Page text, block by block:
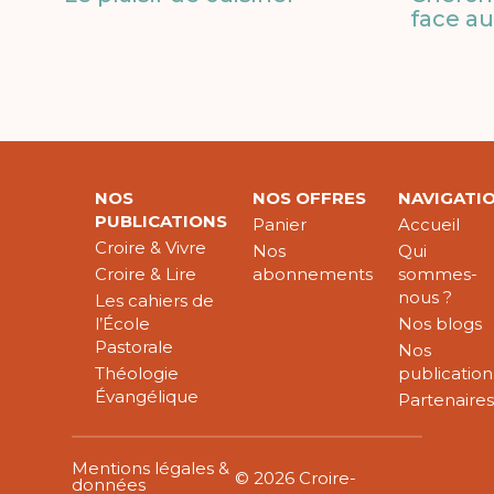
face
NOS
PUBLICATIONS
Croire & Vivre
Croire & Lire
Les cahiers de
l’École
Pastorale
Théologie
Évangélique
NOS OFFRES
Panier
Nos
abonnements
Accueil
Qui
sommes-
nous ?
Nos blogs
Nos
Partenaires
Mentions légales &
données
© 2026 Croire-